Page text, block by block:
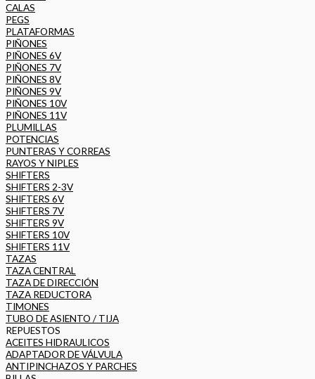
CALAS
PEGS
PLATAFORMAS
PIÑONES
PIÑONES 6V
PIÑONES 7V
PIÑONES 8V
PIÑONES 9V
PIÑONES 10V
PIÑONES 11V
PLUMILLAS
POTENCIAS
PUNTERAS Y CORREAS
RAYOS Y NIPLES
SHIFTERS
SHIFTERS 2-3V
SHIFTERS 6V
SHIFTERS 7V
SHIFTERS 9V
SHIFTERS 10V
SHIFTERS 11V
TAZAS
TAZA CENTRAL
TAZA DE DIRECCIÓN
TAZA REDUCTORA
TIMONES
TUBO DE ASIENTO / TIJA
REPUESTOS
ACEITES HIDRAULICOS
ADAPTADOR DE VÁLVULA
ANTIPINCHAZOS Y PARCHES